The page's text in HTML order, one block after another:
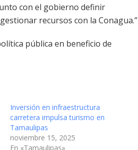
con el gobierno definir
recursos con la Conagua.”
pública en beneficio de
Inversión en infraestructura
carretera impulsa turismo en
Tamaulipas
noviembre 15, 2025
En «Tamaulipas»